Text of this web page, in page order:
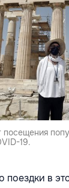
посещения
19.
поездки в